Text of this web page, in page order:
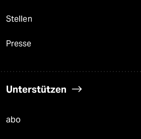
Stellen
Presse
Unterstützen
abo